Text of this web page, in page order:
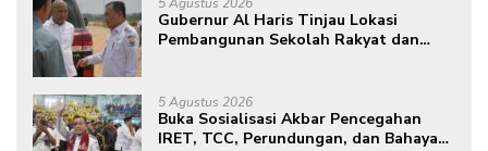
5 Agustus 2026
Gubernur Al Haris Tinjau Lokasi
Pembangunan Sekolah Rakyat dan
5 Agustus 2026
Buka Sosialisasi Akbar Pencegahan
IRET, TCC, Perundungan, dan Bahaya